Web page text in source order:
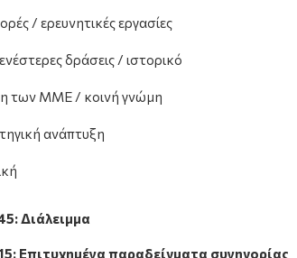
/ ερευνητικές εργασίες
δράσεις / ιστορικό
των ΜΜΕ / κοινή γνώμη
ανάπτυξη
Διάλειμμα
Επιτυχημένα παραδείγματα συνηγορίας